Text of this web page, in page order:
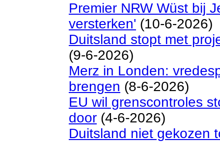
Premier NRW Wüst bij
versterken' (10-6-2026)
Duitsland stopt met
(9-6-2026)
Merz in Londen:
brengen (8-6-2026)
EU wil grenscontroles
door (4-6-2026)
Duitsland niet gekozen